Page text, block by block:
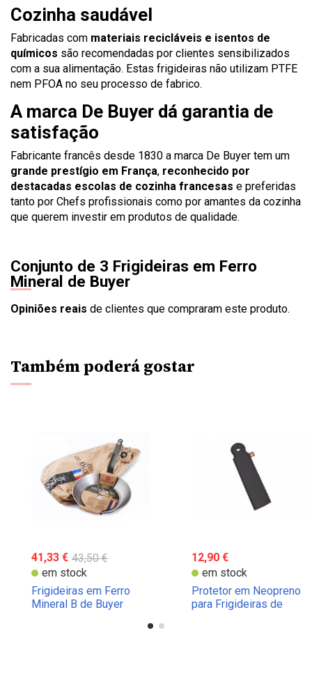
Cozinha saudável
Fabricadas com materiais recicláveis e isentos de
químicos são recomendadas por clientes sensibilizados
com a sua alimentação. Estas frigideiras não utilizam PTFE
nem PFOA no seu processo de fabrico.
A marca De Buyer dá garantia de
satisfação
Fabricante francês desde 1830 a marca De Buyer tem um
grande prestígio em França, reconhecido por
destacadas escolas de cozinha francesas e preferidas
tanto por Chefs profissionais como por amantes da cozinha
que querem investir em produtos de qualidade.
Conjunto de 3 Frigideiras em Ferro
Mineral de Buyer
Opiniões reais de clientes que compraram este produto.
Também poderá gostar
41,33 € 43,50 €
em stock
Frigideiras em Ferro
Mineral B de Buyer
12,90 €
em stock
Protetor em Neopreno
para Frigideiras de